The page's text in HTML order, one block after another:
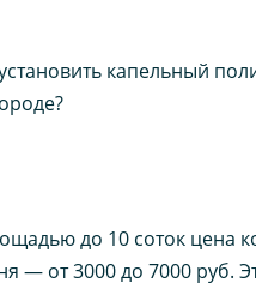
капельный
до 10 соток цена
— от 3000 до 7000 руб.